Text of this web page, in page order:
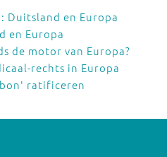
Duitsland en Europa
en Europa
de motor van Europa?
rechts in Europa
ratificeren